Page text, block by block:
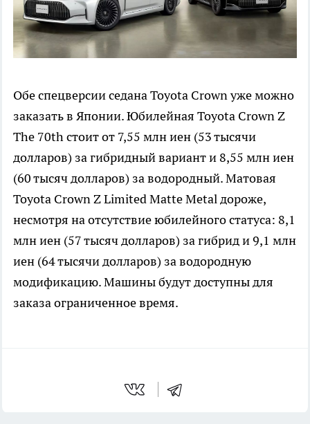
Обе спецверсии седана Toyota Crown уже можно
заказать в Японии. Юбилейная Toyota Crown Z
The 70th стоит от 7,55 млн иен (53 тысячи
долларов) за гибридный вариант и 8,55 млн иен
(60 тысяч долларов) за водородный. Матовая
Toyota Crown Z Limited Matte Metal дороже,
несмотря на отсутствие юбилейного статуса: 8,1
млн иен (57 тысяч долларов) за гибрид и 9,1 млн
иен (64 тысячи долларов) за водородную
модификацию. Машины будут доступны для
заказа ограниченное время.